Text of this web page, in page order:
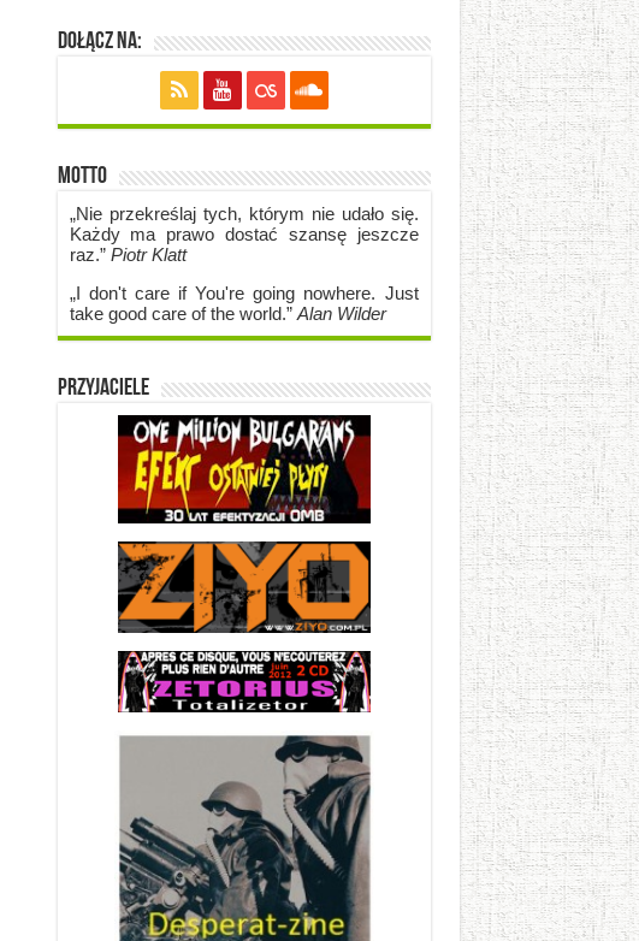
Dołącz na:
Motto
„Nie przekreślaj tych, którym nie udało się.
Każdy ma prawo dostać szansę jeszcze
raz.” Piotr Klatt
„I don't care if You're going nowhere. Just
take good care of the world.” Alan Wilder
Przyjaciele